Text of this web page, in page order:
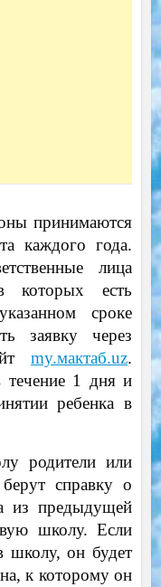
принимаются
каждого года.
лица
которых есть
сроке
заявку через
my.мактаб.uz.
течение 1 дня и
ребенка в
родители или
справку о
из предыдущей
школу. Если
школу, он будет
к которому он